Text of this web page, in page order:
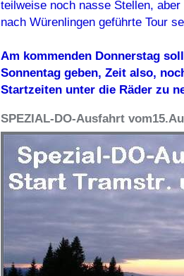
teilweise noch nasse Stellen,
nach Würenlingen geführte Tour
Am kommenden Donnerstag
Sonnentag geben, Zeit also,
Startzeiten unter die Räder zu
SPEZIAL-DO-Ausfahrt